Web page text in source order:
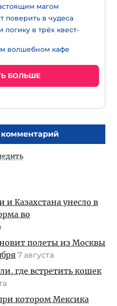
магом
поверить в чудеса
логику в трёх квест-
волшебном кафе
БОЛЬШЕ
и Казахстана унесло в
во
полеты из Москвы
7 августа
где встретить кошек
котором Мексика